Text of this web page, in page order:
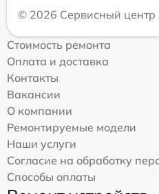
© 2026 Сервисный центр
Стоимость ремонта
Оплата и доставка
Контакты
Вакансии
О компании
Ремонтируемые модели
Наши услуги
Согласие на обработку
Способы оплаты